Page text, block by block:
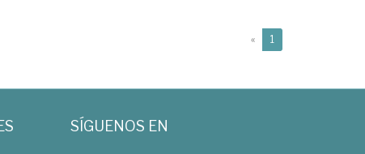
« 1
SÍGUENOS EN